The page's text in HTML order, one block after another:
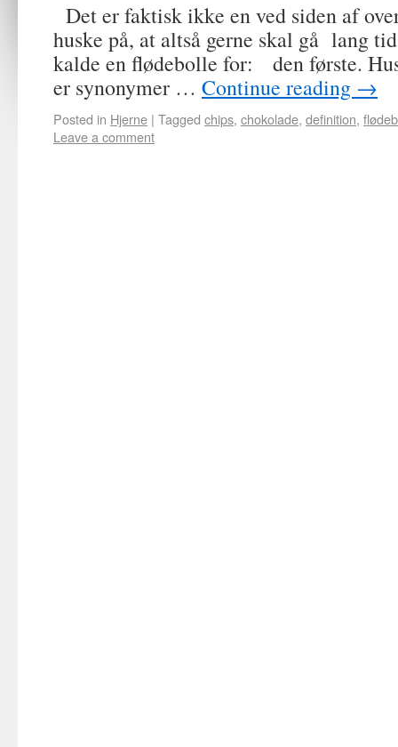
Det er faktisk ikke en ved siden af
huske på, at altså gerne skal gå lang
kalde en flødebolle for: den første.
er synonymer … Continue reading →
Posted in Hjerne | Tagged chips, chokolade, definition,
Leave a comment